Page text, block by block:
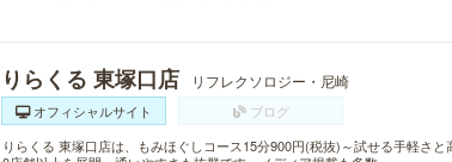
りらくる 東塚口店 リフレクソロジー・尼崎
オフィシャルサイト
ブログ
りらくる 東塚口店は、もみほぐしコース15分900円(税抜)～試せる手軽さ